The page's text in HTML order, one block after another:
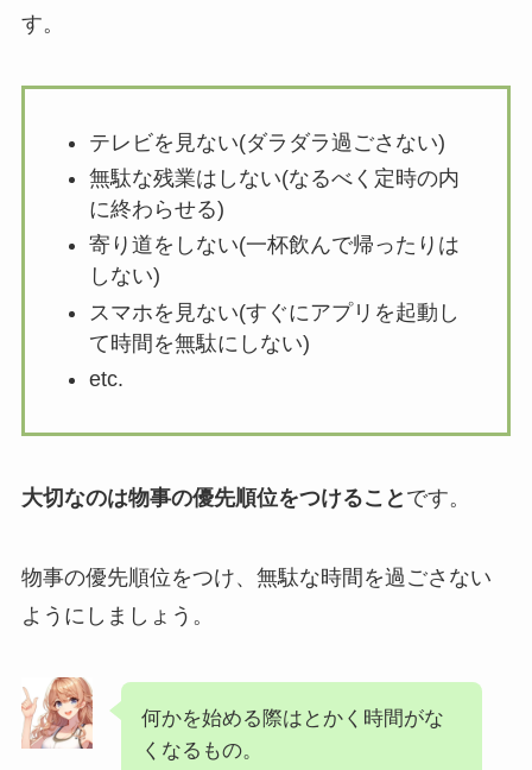
す。
テレビを見ない(ダラダラ過ごさない)
無駄な残業はしない(なるべく定時の内
に終わらせる)
寄り道をしない(一杯飲んで帰ったりは
しない)
スマホを見ない(すぐにアプリを起動し
て時間を無駄にしない)
etc.
大切なのは物事の優先順位をつけること です。
物事の優先順位をつけ、無駄な時間を過ごさない
ようにしましょう。
何かを始める際はとかく時間がな
くなるもの。